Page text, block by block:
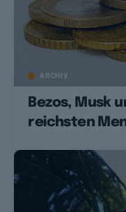
ARCHIV
Bezos, Musk
reichsten